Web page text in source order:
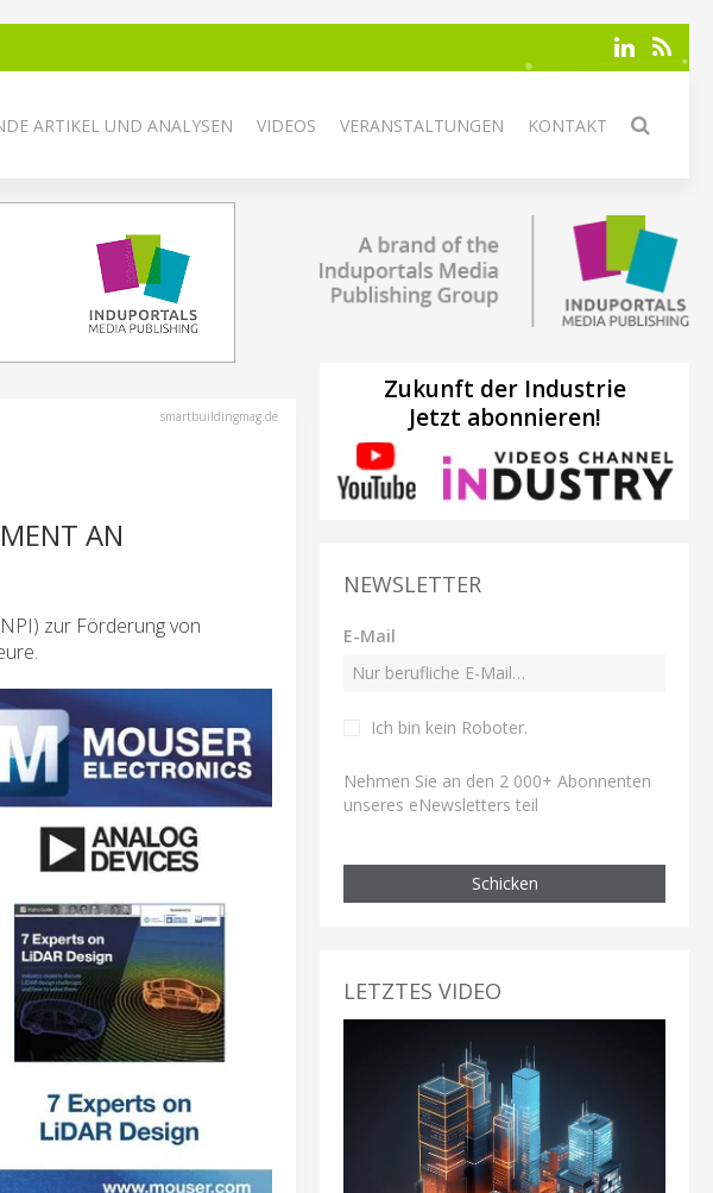
ARTIKEL UND ANALYSEN VIDEOS VERANSTALTUNGEN KONTAKT
smartbuildingmag.de
AN
zur Förderung von
Zukunft der Industrie
Jetzt abonnieren!
NEWSLETTER
E-Mail
Ich bin kein Roboter.
Nehmen Sie an den 2 000+ Abonnenten
unseres eNewsletters teil
Schicken
LETZTES VIDEO